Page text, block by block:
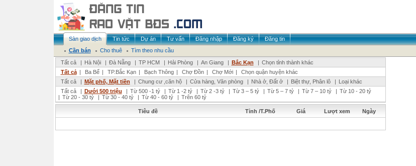
Sàn giao dịch Tin tức Dự án Tư vấn Đăng nhập Đăng ký
Đăng tin
Cần bán
Cho thuê
Tìm theo nhu cầu
Tất cả
| Hà Nội | Đà Nẵng | TP HCM | Hải Phòng | An Giang | Bắc Kạn | Chọn tỉnh thành khác
Tất cả | Ba Bể | TP.Bắc Kạn | Bạch Thông | Chợ Đồn | Chợ Mới |
Chọn quận huyện khác
Tất cả
| Mặt phố, Mặt tiền | Chung cư ,căn hộ | Cửa hàng, Văn phòng | Nhà ở, Đất ở | Biệt thự, Phân lô | Loại khác
Tất cả
| Dưới 500 triệu | Từ 500 -1 tỷ | Từ 1 -2 tỷ | Từ 2 -3 tỷ | Từ 3 – 5 tỷ | Từ 5 – 7 tỷ | Từ 7 – 10 tỷ | Từ 10 - 20 tỷ
| Từ 20 - 30 tỷ | Từ 30 - 40 tỷ | Từ 40 - 60 tỷ | Trên 60 tỷ
Tiêu đề Tỉnh /T.Phố Giá Lượt xem Ngày